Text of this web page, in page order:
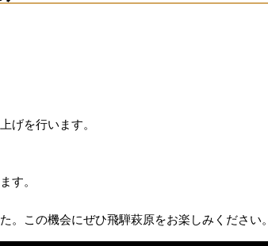
げを行います。
す。
。この機会にぜひ飛騨萩原をお楽しみください。